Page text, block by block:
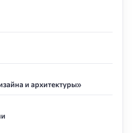
и архитектуры»